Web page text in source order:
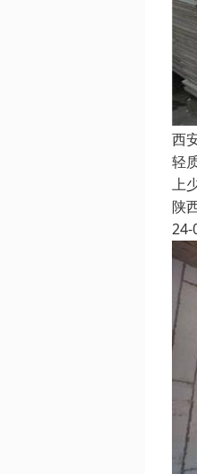
西
轻
上
陕
24-